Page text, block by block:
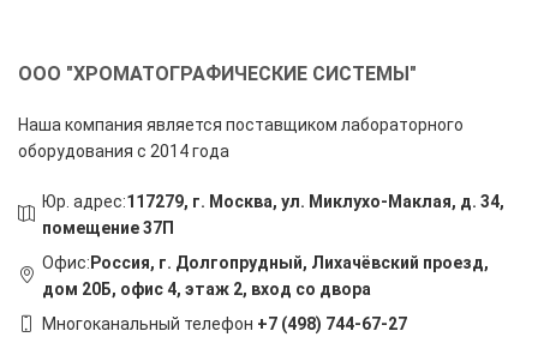
ООО "ХРОМАТОГРАФИЧЕСКИЕ СИСТЕМЫ"
Наша компания является поставщиком лабораторного
оборудования с 2014 года
Юр. адрес:117279, г. Москва, ул. Миклухо-Маклая, д. 34,
помещение 37П
Офис: Россия, г. Долгопрудный, Лихачёвский проезд,
дом 20Б, офис 4, этаж 2, вход со двора
Многоканальный телефон +7 (498) 744-67-27